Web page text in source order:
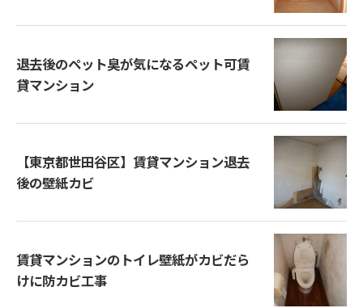
退去後のペット臭が気になるペット可賃
貸マンション
【東京都世田谷区】賃貸マンション退去
後の壁紙カビ
賃貸マンションのトイレ壁紙がカビだら
けに防カビ工事